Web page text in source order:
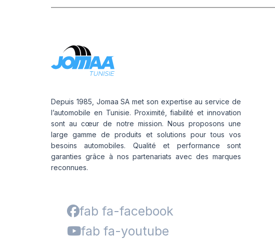
Depuis 1985, Jomaa SA met son expertise au service de
l’automobile en Tunisie. Proximité, fiabilité et innovation
sont au cœur de notre mission. Nous proposons une
large gamme de produits et solutions pour tous vos
besoins automobiles. Qualité et performance sont
garanties grâce à nos partenariats avec des marques
reconnues.
fab fa-facebook
fab fa-youtube